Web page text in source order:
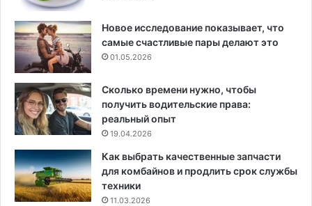
Новое исследование показывает, что
самые счастливые пары делают это
01.05.2026
Сколько времени нужно, чтобы
получить водительские права:
реальный опыт
19.04.2026
Как выбрать качественные запчасти
для комбайнов и продлить срок службы
техники
11.03.2026